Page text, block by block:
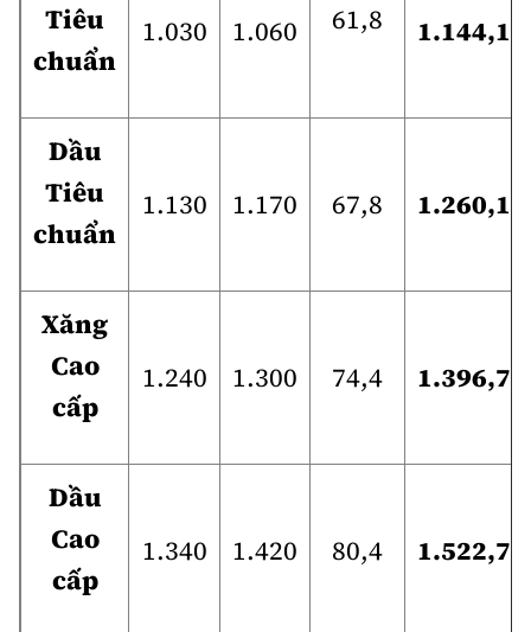
Tiêu
chuẩn
1.030 1.060 61,8 1.144,18
Dầu
Tiêu
chuẩn
1.130 1.170 67,8 1.260,18
Xăng
Cao
cấp
1.240 1.300 74,4 1.396,78
Dầu
Cao
cấp
1.340 1.420 80,4 1.522,78